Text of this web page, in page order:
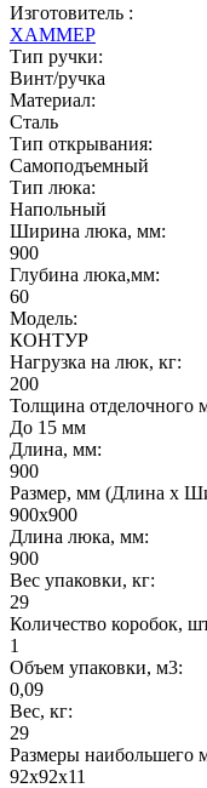
Изготовитель :
ХАММЕР
Тип ручки:
Винт/ручка
Материал:
Сталь
Тип открывания:
Самоподъемный
Тип люка:
Напольный
Ширина люка, мм:
900
Глубина люка,мм:
60
Модель:
КОНТУР
Нагрузка на люк, кг:
200
Толщина отделочного
До 15 мм
Длина, мм:
900
Размер, мм (Длина х
900х900
Длина люка, мм:
900
Вес упаковки, кг:
29
Количество коробок,
1
Объем упаковки, м3:
0,09
Вес, кг:
29
Размеры наибольшего
92х92х11